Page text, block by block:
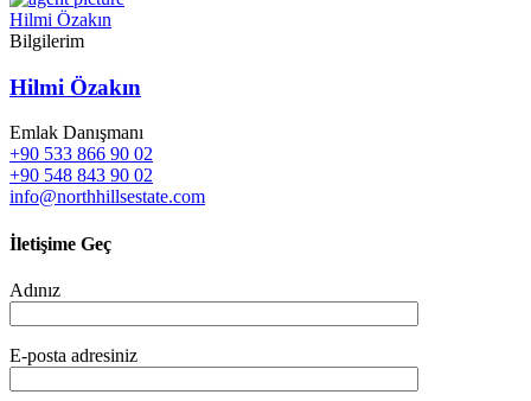
Hilmi Özakın
Bilgilerim
Hilmi Özakın
Emlak Danışmanı
+90 533 866 90 02
+90 548 843 90 02
info@northhillsestate.com
İletişime Geç
Adınız
E-posta adresiniz